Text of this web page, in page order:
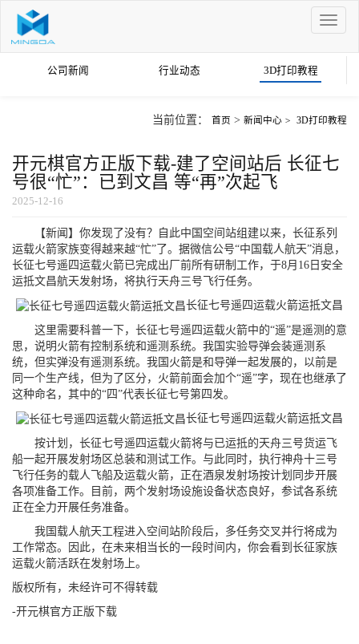
Toggle
公司新闻 行业动态 3D打印教程
当前位置： 首页 > 新闻中心 > 3D打印教程
开元棋官方正版下载-建了空间站后 长征七
号很“忙”：已到文昌 等“再”次起飞
2025-12-16
【新闻】你发现了没有？自此中国空间站组建以来，长征系列
运载火箭家族变得越来越“忙”了。据微信公号“中国载人航天”消息，
长征七号遥四运载火箭已完成出厂前所有研制工作，于8月16日安全
运抵文昌航天发射场，将执行天舟三号飞行任务。
长征七号遥四运载火箭运抵文昌
这里需要科普一下，长征七号遥四运载火箭中的“遥”是遥测的意
思，说明火箭有控制系统和遥测系统。我国实验导弹会装遥测系
统，但实弹没有遥测系统。我国火箭是和导弹一起发展的，以前是
同一个生产线，但为了区分，火箭前面会加个“遥”字，现在也继承了
这种命名，其中的“四”代表长征七号第四发。
长征七号遥四运载火箭运抵文昌
按计划，长征七号遥四运载火箭将与已运抵的天舟三号货运飞
船一起开展发射场区总装和测试工作。与此同时，执行神舟十三号
飞行任务的载人飞船及运载火箭，正在酒泉发射场按计划同步开展
各项准备工作。目前，两个发射场设施设备状态良好，参试各系统
正在全力开展任务准备。
我国载人航天工程进入空间站阶段后，多任务交叉并行将成为
工作常态。因此，在未来相当长的一段时间内，你会看到长征家族
运载火箭活跃在发射场上。
版权所有，未经许可不得转载
-开元棋官方正版下载